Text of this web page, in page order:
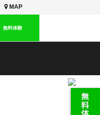
MAP
無料体験